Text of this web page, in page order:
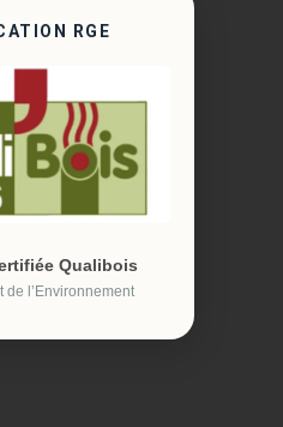
RGE
Qualibois
de l’Environnement